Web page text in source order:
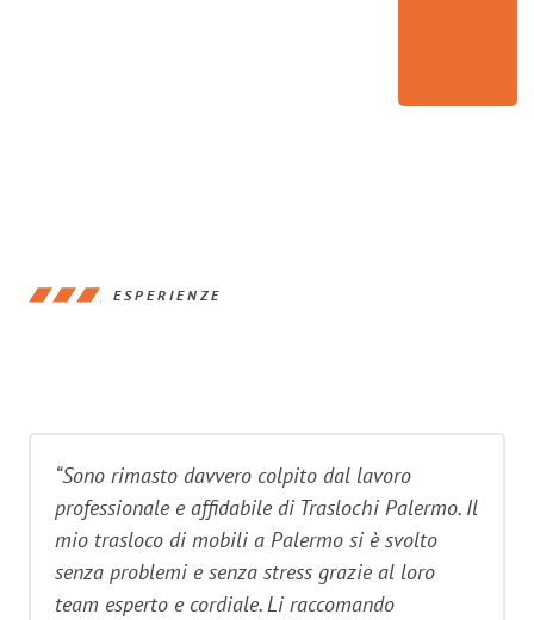
ESPERIENZE
“Sono rimasto davvero colpito dal lavoro
professionale e affidabile di Traslochi Palermo. Il
mio trasloco di mobili a Palermo si è svolto
senza problemi e senza stress grazie al loro
team esperto e cordiale. Li raccomando